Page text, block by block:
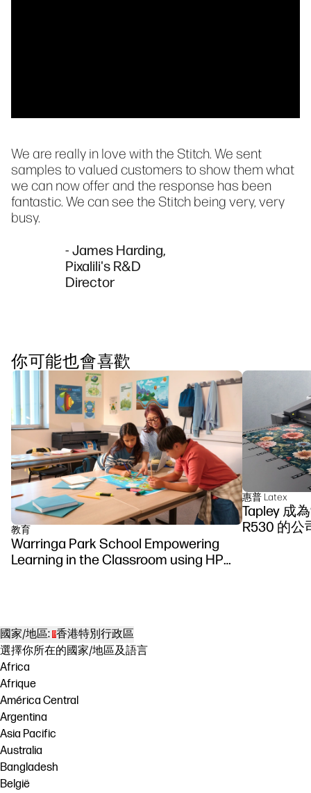
We are really in love with the Stitch. We sent
samples to valued customers to show them what
we can now offer and the response has been
fantastic. We can see the Stitch being very, very
busy.
- James Harding,
Pixalili's R&D
Director
你可能也會喜歡
教育
Warringa Park School Empowering
Learning in the Classroom using HP
惠普 Latex
Tapley 成
R530 的公
國家/地區: 香港特別行政區
選擇你所在的國家/地區及語言
Africa
Afrique
América Central
Argentina
Asia Pacific
Australia
Bangladesh
België